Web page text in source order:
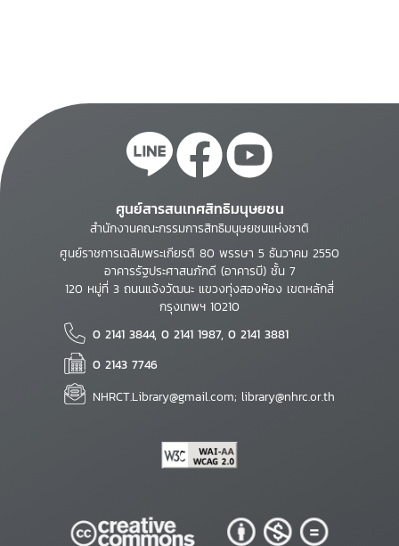
ศูนย์สารสนเทศสิทธิมนุษยชน
สำนักงานคณะกรรมการสิทธิมนุษยชนแห่งชาติ
ศูนย์ราชการเฉลิมพระเกียรติ 80 พรรษา 5 ธันวาคม 2550
อาคารรัฐประศาสนภักดี (อาคารบี) ชั้น 7
120 หมู่ที่ 3 ถนนแจ้งวัฒนะ แขวงทุ่งสองห้อง เขตหลักสี่
กรุงเทพฯ 10210
0 2141 3844, 0 2141 1987, 0 2141 3881
0 2143 7746
NHRCT.Library@gmail.com; library@nhrc.or.th